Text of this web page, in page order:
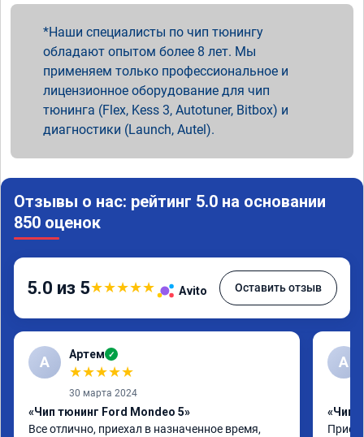
Наши специалисты по чип тюнингу
обладают опытом более 8 лет. Мы
применяем только профессиональное и
лицензионное оборудование для чип
тюнинга (Flex, Kess 3, Autotuner, Bitbox) и
диагностики (Launch, Autel).
Отзывы о нас: рейтинг 5.0 на основании
850 оценок
5.0 из 5★★★★★ Avito Оставить отзыв
А Артем ✓
★★★★★
30 марта 2024
«Чип тюнинг Ford Mondeo 5»
Все отлично, приехал в назначенное время,
А
«Чип